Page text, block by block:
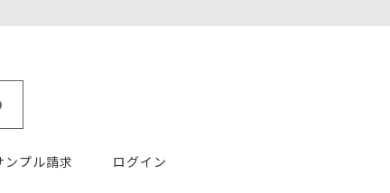
ンプル請求 ログイン